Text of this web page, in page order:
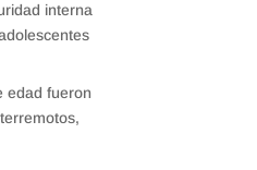
interna
edad fueron